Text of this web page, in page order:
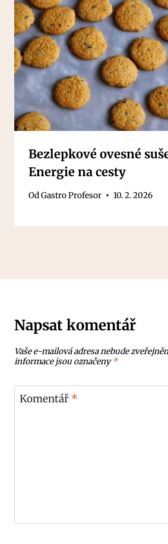
Bezlepkové ovesné
Energie na cesty
OdGastro Profesor 10. 2. 2026
Napsat komentář
Vaše e-mailová adresa nebude
informace jsou označeny*
Komentář *